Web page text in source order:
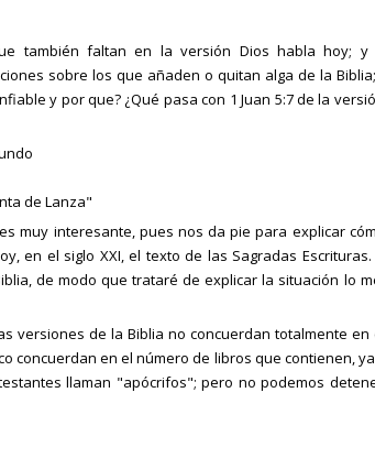
también faltan en la versión Dios habla hoy; y
sobre los que añaden o quitan alga de la
y por que? ¿Qué pasa con 1 Juan 5:7 de la
de Lanza"
muy interesante, pues nos da pie para explicar
en el siglo XXI, el texto de las Sagradas
de modo que trataré de explicar la situación lo
versiones de la Biblia no concuerdan totalmente
concuerdan en el número de libros que contienen,
llaman "apócrifos"; pero no podemos